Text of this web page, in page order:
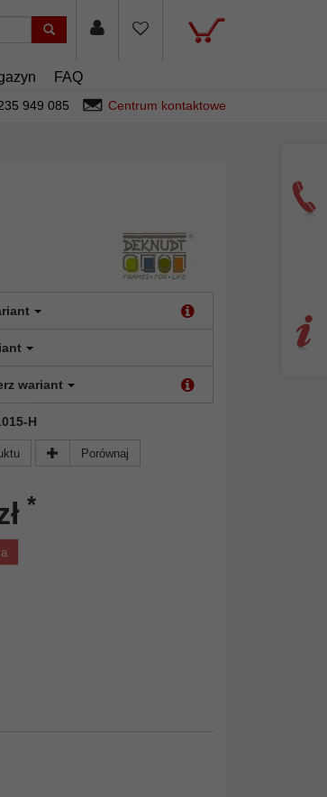
FAQ
949 085 Centrum kontaktowe
wariant
H
Porównaj
*